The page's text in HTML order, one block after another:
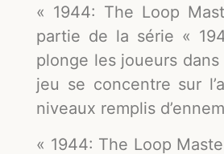
« 1944: The Loop
partie de la série «
plonge les joueurs
jeu se concentre sur
niveaux remplis
« 1944: The Loop